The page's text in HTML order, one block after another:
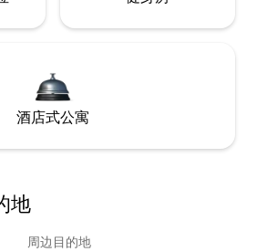
酒店式公寓
地
周边目的地